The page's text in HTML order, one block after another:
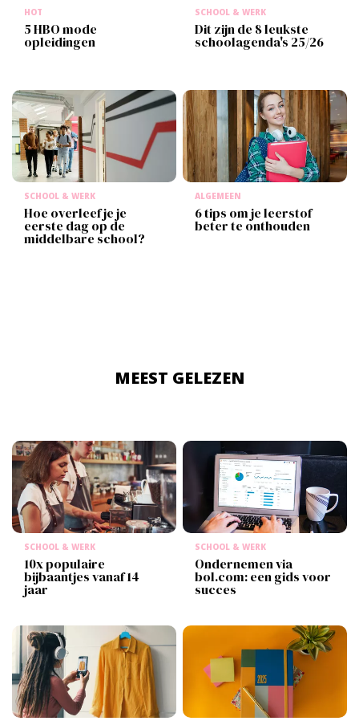
HOT
5 HBO mode
opleidingen
SCHOOL & WERK
Dit zijn de 8 leukste
schoolagenda's 25/26
SCHOOL & WERK
Hoe overleef je je
eerste dag op de
middelbare school?
ALGEMEEN
6 tips om je leerstof
beter te onthouden
MEEST GELEZEN
SCHOOL & WERK
10x populaire
bijbaantjes vanaf 14
jaar
SCHOOL & WERK
Ondernemen via
bol.com: een gids voor
succes